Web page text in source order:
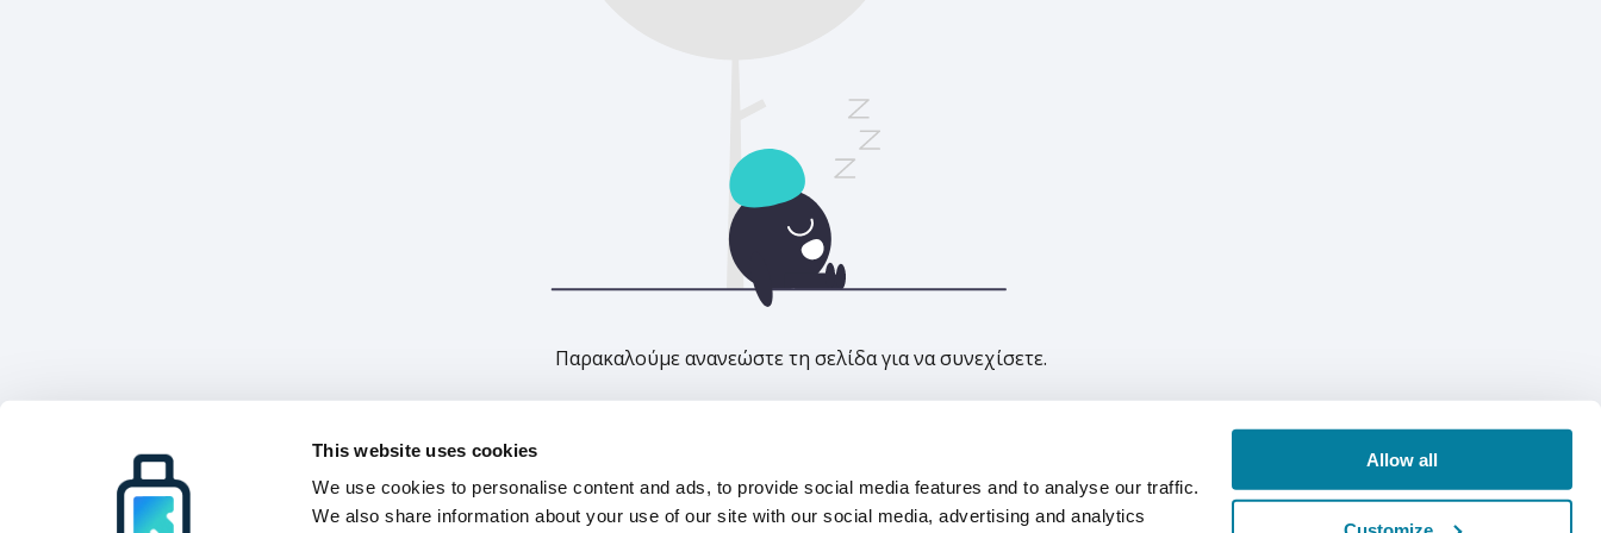
This website uses cookies
We use cookies to personalise content and ads, to provide social media features and to analyse our traffic.
We also share information about your use of our site with our social media, advertising and analytics
Allow all
Παρακαλούμε ανανεώστε τη σελίδα για να συνεχίσετε.